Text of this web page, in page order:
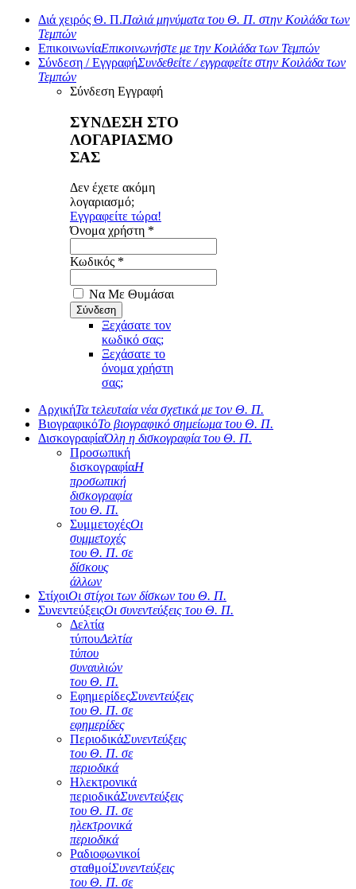
Διά χειρός Θ. Π.Παλιά μηνύματα του Θ. Π. στην Κοιλάδα των
Τεμπών
ΕπικοινωνίαΕπικοινωνήστε με την Κοιλάδα των Τεμπών
Σύνδεση / ΕγγραφήΣυνδεθείτε / εγγραφείτε στην Κοιλάδα των
Τεμπών
Σύνδεση Εγγραφή
ΣΥΝΔΕΣΗ ΣΤΟ
ΛΟΓΑΡΙΑΣΜΟ
ΣΑΣ
Δεν έχετε ακόμη
λογαριασμό;
Εγγραφείτε τώρα!
Όνομα χρήστη *
Κωδικός *
Να Με Θυμάσαι
Ξεχάσατε τον
κωδικό σας;
Ξεχάσατε το
όνομα χρήστη
σας;
ΑρχικήΤα τελευταία νέα σχετικά με τον Θ. Π.
ΒιογραφικόΤο βιογραφικό σημείωμα του Θ. Π.
ΔισκογραφίαΌλη η δισκογραφία του Θ. Π.
Προσωπική
δισκογραφίαΗ
προσωπική
δισκογραφία
του Θ. Π.
ΣυμμετοχέςΟι
συμμετοχές
του Θ. Π. σε
δίσκους
άλλων
ΣτίχοιΟι στίχοι των δίσκων του Θ. Π.
ΣυνεντεύξειςΟι συνεντεύξεις του Θ. Π.
Δελτία
τύπουΔελτία
τύπου
συναυλιών
του Θ. Π.
ΕφημερίδεςΣυνεντεύξεις
του Θ. Π. σε
εφημερίδες
ΠεριοδικάΣυνεντεύξεις
του Θ. Π. σε
περιοδικά
Ηλεκτρονικά
περιοδικάΣυνεντεύξεις
του Θ. Π. σε
ηλεκτρονικά
περιοδικά
Ραδιοφωνικοί
σταθμοίΣυνεντεύξεις
του Θ. Π. σε